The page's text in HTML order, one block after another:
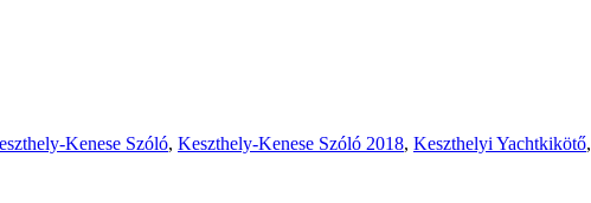
Kenese Szóló, Keszthely-Kenese Szóló 2018, Keszthelyi Yachtkikötő,